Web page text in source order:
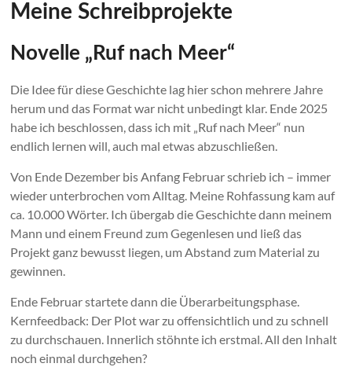
Meine Schreibprojekte
Novelle „Ruf nach Meer“
Die Idee für diese Geschichte lag hier schon mehrere Jahre
herum und das Format war nicht unbedingt klar. Ende 2025
habe ich beschlossen, dass ich mit „Ruf nach Meer“ nun
endlich lernen will, auch mal etwas abzuschließen.
Von Ende Dezember bis Anfang Februar schrieb ich – immer
wieder unterbrochen vom Alltag. Meine Rohfassung kam auf
ca. 10.000 Wörter. Ich übergab die Geschichte dann meinem
Mann und einem Freund zum Gegenlesen und ließ das
Projekt ganz bewusst liegen, um Abstand zum Material zu
gewinnen.
Ende Februar startete dann die Überarbeitungsphase.
Kernfeedback: Der Plot war zu offensichtlich und zu schnell
zu durchschauen. Innerlich stöhnte ich erstmal. All den Inhalt
noch einmal durchgehen?